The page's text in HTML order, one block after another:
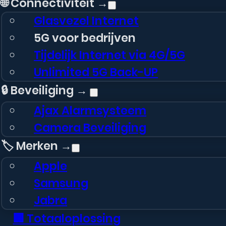
Glasvezel Internet
5G voor bedrijven
Tijdelijk Internet via 4G/5G
Unlimited 5G Back-UP
🔒 Beveiliging →
Ajax Alarmsysteem
Camera Beveiliging
🏷️ Merken →
Apple
Samsung
Jabra
🏢 Totaaloplossing